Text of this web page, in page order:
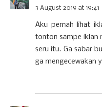
3 August 2019 at 19:41
Aku pernah lihat
tonton sampe iklan
seru itu. Ga sabar
ga mengecewakan